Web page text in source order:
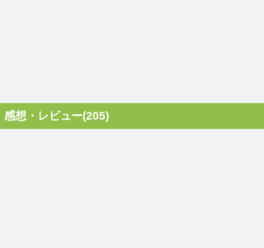
感想・レビュー(205)